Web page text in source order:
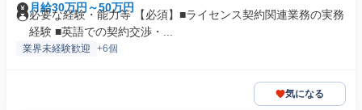
月給30万円～50万円
必要な経験・能力等 【必須】■ライセンス契約関連業務の実務
経験 ■英語での契約交渉・...
業界未経験歓迎 +6個
気になる